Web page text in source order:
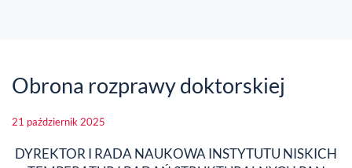
Obrona rozprawy doktorskiej
21 październik 2025
DYREKTOR I RADA NAUKOWA INSTYTUTU NISKICH